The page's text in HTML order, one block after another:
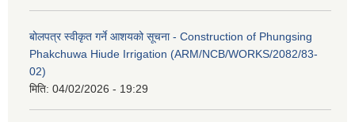
बोलपत्र स्वीकृत गर्ने आशयको सूचना - Construction of Phungsing
Phakchuwa Hiude Irrigation (ARM/NCB/WORKS/2082/83-
02)
मिति: 04/02/2026 - 19:29